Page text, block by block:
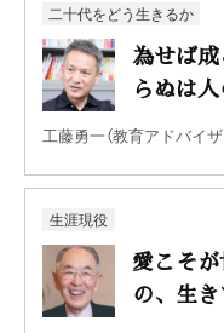
二十代をどう生きるか
為せば
らぬは
工藤勇一（教育アドバイザ
生涯現役
愛こそ
の、生